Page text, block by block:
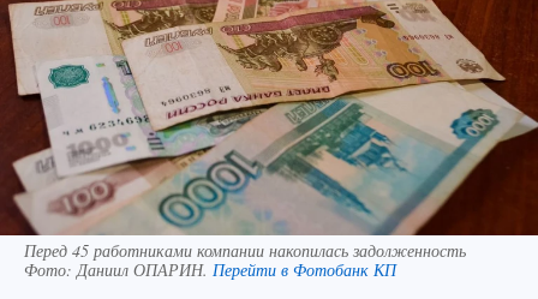
Перед 45 работниками компании накопилась задолженность
Фото:Даниил ОПАРИН. Перейти в Фотобанк КП